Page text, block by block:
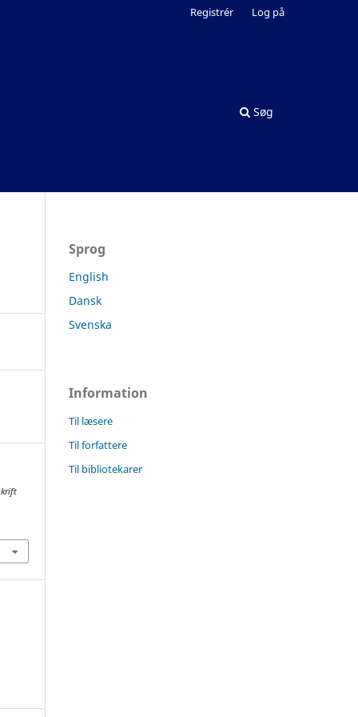
Søg
Registrér Log på
Sprog
English
Dansk
Svenska
Information
Til læsere
Til forfattere
Til bibliotekarer